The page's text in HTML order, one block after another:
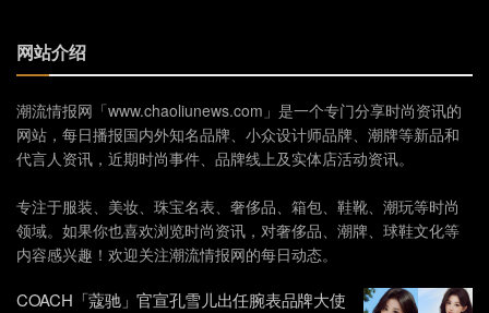
网站介绍
潮流情报网「www.chaoliunews.com」是一个专门分享时尚资讯的
网站，每日播报国内外知名品牌、小众设计师品牌、潮牌等新品和
代言人资讯，近期时尚事件、品牌线上及实体店活动资讯。
专注于服装、美妆、珠宝名表、奢侈品、箱包、鞋靴、潮玩等时尚
领域。如果你也喜欢浏览时尚资讯，对奢侈品、潮牌、球鞋文化等
内容感兴趣！欢迎关注潮流情报网的每日动态。
COACH「蔻驰」官宣孔雪儿出任腕表品牌大使